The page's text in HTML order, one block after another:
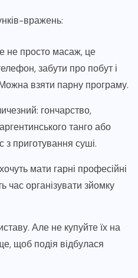
вражень:
не просто масаж, це
забути про побут і
взяти парну програму.
гончарство,
танго або
з приготування суші.
мати гарні професійні
час організувати зйомку
Але не купуйте їх на
щоб подія відбулася